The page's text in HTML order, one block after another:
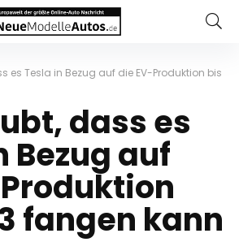
es Tesla in Bezug auf die EV-Produktion bis
dass es
Bezug auf
fangen kann